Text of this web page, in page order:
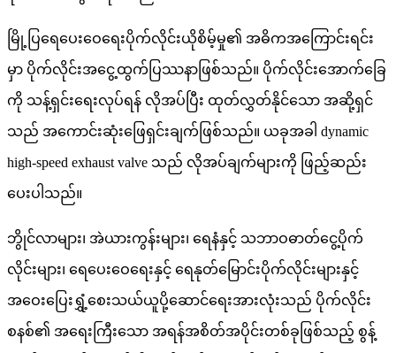
မြို့ပြရေပေးဝေရေးပိုက်လိုင်းယိုစိမ့်မှု၏ အဓိကအကြောင်းရင်း
မှာ ပိုက်လိုင်းအငွေ့ထွက်ပြဿနာဖြစ်သည်။ ပိုက်လိုင်းအောက်ခြေ
ကို သန့်ရှင်းရေးလုပ်ရန် လိုအပ်ပြီး ထုတ်လွှတ်နိုင်သော အဆို့ရှင်
သည် အကောင်းဆုံးဖြေရှင်းချက်ဖြစ်သည်။ ယခုအခါ dynamic
high-speed exhaust valve သည် လိုအပ်ချက်များကို ဖြည့်ဆည်း
ပေးပါသည်။
ဘွိုင်လာများ၊ အဲယားကွန်းများ၊ ရေနံနှင့် သဘာဝဓာတ်ငွေ့ပိုက်
လိုင်းများ၊ ရေပေးဝေရေးနှင့် ရေနုတ်မြောင်းပိုက်လိုင်းများနှင့်
အဝေးပြေးရွှံ့စေးသယ်ယူပို့ဆောင်ရေးအားလုံးသည် ပိုက်လိုင်း
စနစ်၏ အရေးကြီးသော အရန်အစိတ်အပိုင်းတစ်ခုဖြစ်သည့် စွန့်